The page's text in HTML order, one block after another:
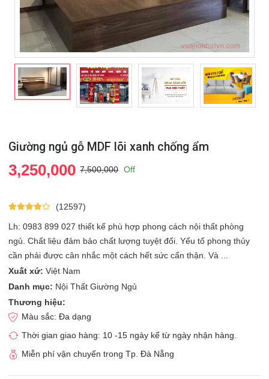
Giường ngủ gỗ MDF lõi xanh chống ẩm
3,250,000 7,500,000 Off
(12597)
Lh: 0983 899 027 thiết kế phù hợp phong cách nội thất phòng
ngủ. Chất liệu đảm bảo chất lượng tuyệt đối. Yếu tố phong thủy
cần phải được cân nhắc một cách hết sức cẩn thận. Và ...
Xuất xứ: Việt Nam
Danh mục: Nội Thất Giường Ngủ
Thương hiệu:
Màu sắc: Đa dạng
Thời gian giao hàng: 10 -15 ngày kể từ ngày nhận hàng.
Miễn phí vận chuyển trong Tp. Đà Nẵng